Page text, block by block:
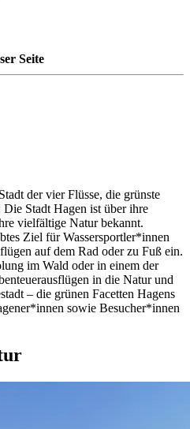
Seite
der vier Flüsse, die grünste
Stadt Hagen ist über ihre
vielfältige Natur bekannt.
Ziel für Wassersportler*innen
auf dem Rad oder zu Fuß ein.
im Wald oder in einem der
in die Natur und
– die grünen Facetten Hagens
sowie Besucher*innen